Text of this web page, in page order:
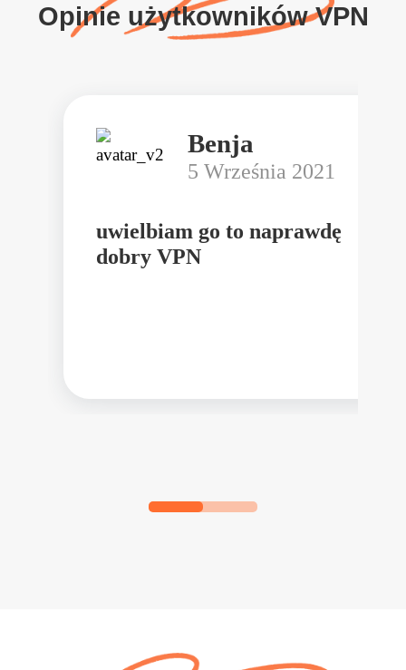
Opinie użytkowników VPN
Benja
5 Września 2021
uwielbiam go to naprawdę
dobry VPN